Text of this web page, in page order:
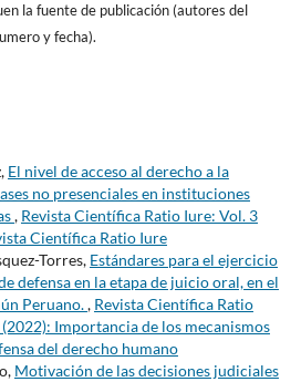
la fuente de publicación (autores del
y fecha).
El nivel de acceso al derecho a la
no presenciales en instituciones
, Revista Científica Ratio Iure: Vol. 3
Científica Ratio Iure
Torres, Estándares para el ejercicio
defensa en la etapa de juicio oral, en el
Peruano., Revista Científica Ratio
Importancia de los mecanismos
del derecho humano
Motivación de las decisiones judiciales